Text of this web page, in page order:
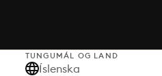
TUNGUMÁL OG LAND
Íslenska